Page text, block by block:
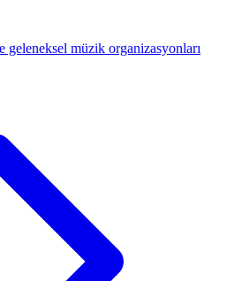
geleneksel müzik organizasyonları